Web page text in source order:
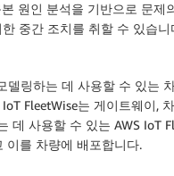
원인 분석을 기반으로 문제
중간 조치를 취할 수 있습니
링하는 데 사용할 수 있는
FleetWise는 게이트웨이,
데 사용할 수 있는 AWS IoT
이를 차량에 배포합니다.